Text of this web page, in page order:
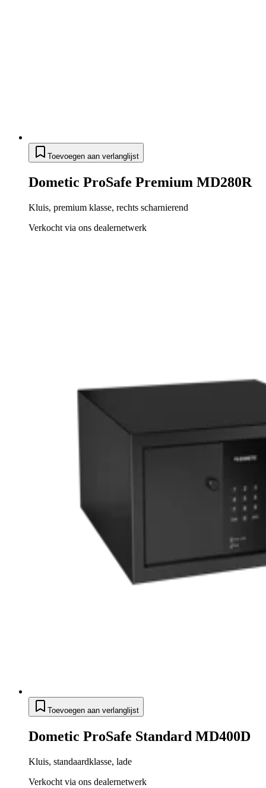
Toevoegen aan verlanglijst
Dometic ProSafe Premium MD280R
Kluis, premium klasse, rechts scharnierend
Verkocht via ons dealernetwerk
Toevoegen aan verlanglijst
Dometic ProSafe Standard MD400D
Kluis, standaardklasse, lade
Verkocht via ons dealernetwerk